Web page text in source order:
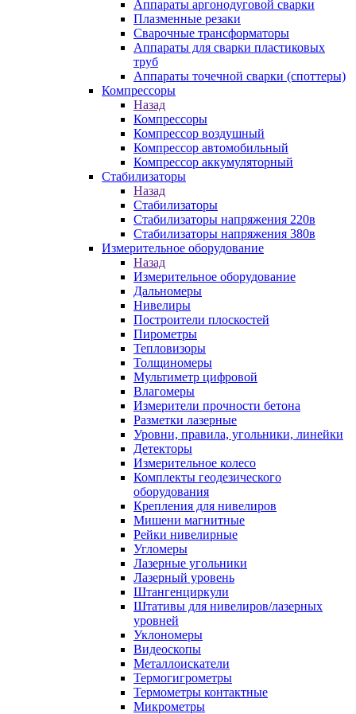
Аппараты аргонодуговой сварки
Плазменные резаки
Сварочные трансформаторы
Аппараты для сварки пластиковых
труб
Аппараты точечной сварки (споттеры)
Компрессоры
Назад
Компрессоры
Компрессор воздушный
Компрессор автомобильный
Компрессор аккумуляторный
Стабилизаторы
Назад
Стабилизаторы
Стабилизаторы напряжения 220в
Стабилизаторы напряжения 380в
Измерительное оборудование
Назад
Измерительное оборудование
Дальномеры
Нивелиры
Построители плоскостей
Пирометры
Тепловизоры
Толщиномеры
Мультиметр цифровой
Влагомеры
Измерители прочности бетона
Разметки лазерные
Уровни, правила, угольники, линейки
Детекторы
Измерительное колесо
Комплекты геодезического
оборудования
Крепления для нивелиров
Мишени магнитные
Рейки нивелирные
Угломеры
Лазерные угольники
Лазерный уровень
Штангенциркули
Штативы для нивелиров/лазерных
уровней
Уклономеры
Видеоскопы
Металлоискатели
Термогигрометры
Термометры контактные
Микрометры